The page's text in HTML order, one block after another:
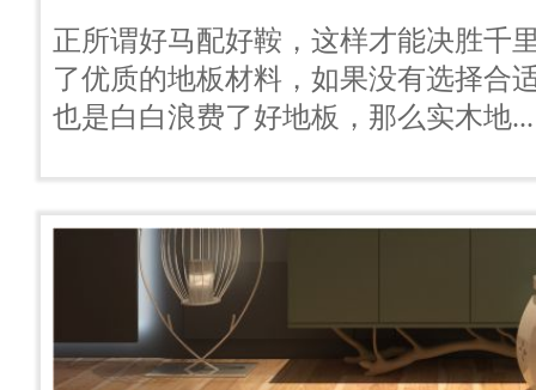
正所谓好马配好鞍，这样才能决胜千
了优质的地板材料，如果没有选择合
也是白白浪费了好地板，那么实木地...